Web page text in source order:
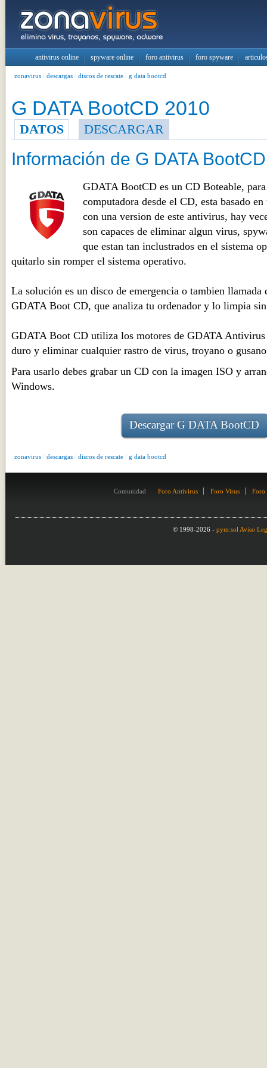
antivirus online spyware online foro antivirus foro spyware
zonavirus / descargas / discos de rescate / g data bootcd
G DATA BootCD 2010
DATOS DESCARGAR
Información de G DATA BootCD
GDATA BootCD es un CD Boteable,
computadora desde el CD, esta basado
con una version de este antivirus, hay
son capaces de eliminar algun virus,
que estan tan inclustrados en el sistema
quitarlo sin romper el sistema operativo.
La solución es un disco de emergencia o tambien llamada
GDATA Boot CD, que analiza tu ordenador y lo limpia
GDATA Boot CD utiliza los motores de GDATA Antivirus
duro y eliminar cualquier rastro de virus, troyano o
Para usarlo debes grabar un CD con la imagen ISO y
Windows.
Descargar G DATA BootCD
zonavirus / descargas / discos de rescate / g data bootcd
Comunidad Foro Antivirus Foro Virus Foro
© 1998-2026 - pym:sol Aviso